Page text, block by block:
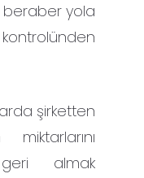
beraber yola
şirketten
almak